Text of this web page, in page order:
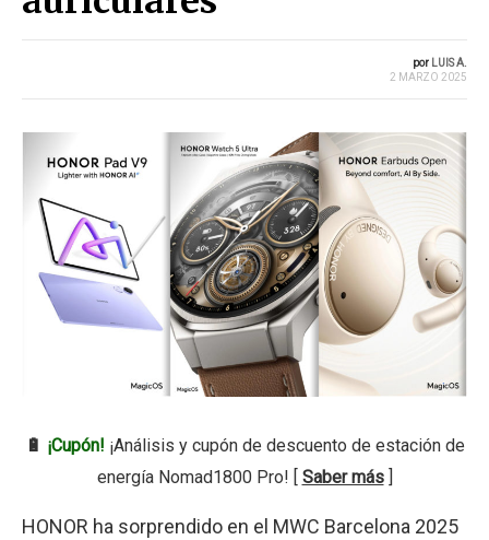
por LUIS A.
2 MARZO 2025
🔋 ¡Cupón! ¡Análisis y cupón de descuento de estación de
energía Nomad1800 Pro! [ Saber más]
HONOR ha sorprendido en el MWC Barcelona 2025